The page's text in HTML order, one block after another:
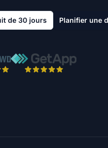
de 30 jours Planifier une